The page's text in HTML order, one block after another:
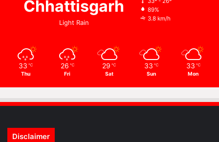
Chhattisgarh
Light Rain
89%
3.8 km/h
33 ℃
Thu
26 ℃
Fri
29 ℃
Sat
33 ℃
Sun
33 ℃
Mon
Disclaimer